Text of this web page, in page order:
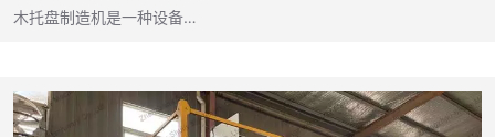
木托盘制造机是一种设备…